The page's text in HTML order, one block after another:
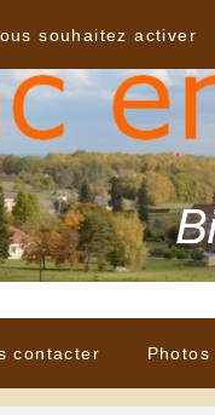
contacter Photos
souhaitez activer